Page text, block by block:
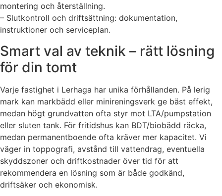
montering och återställning.
– Slutkontroll och driftsättning: dokumentation,
instruktioner och serviceplan.
Smart val av teknik – rätt lösning
för din tomt
Varje fastighet i Lerhaga har unika förhållanden. På lerig
mark kan markbädd eller minireningsverk ge bäst effekt,
medan högt grundvatten ofta styr mot LTA/pumpstation
eller sluten tank. För fritidshus kan BDT/biobädd räcka,
medan permanentboende ofta kräver mer kapacitet. Vi
väger in toppografi, avstånd till vattendrag, eventuella
skyddszoner och driftkostnader över tid för att
rekommendera en lösning som är både godkänd,
driftsäker och ekonomisk.